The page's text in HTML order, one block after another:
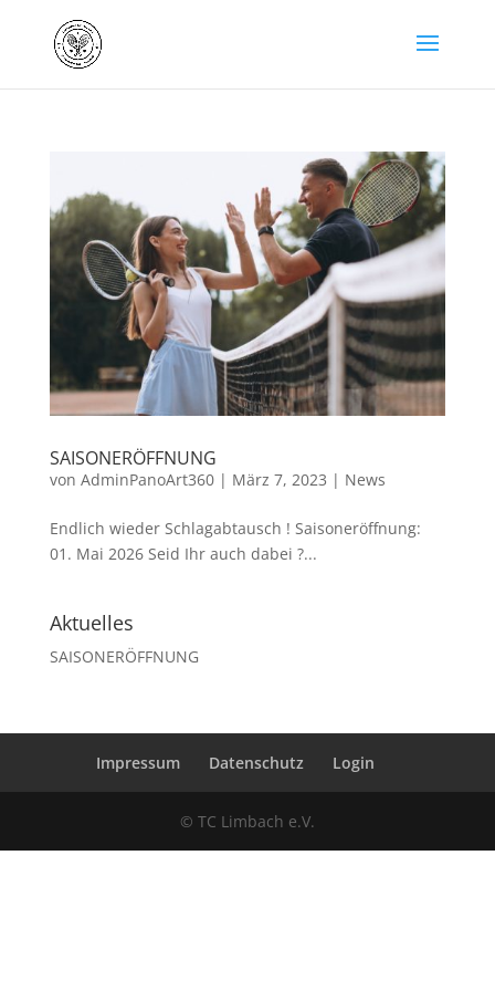
SAISONERÖFFNUNG
von AdminPanoArt360| März 7, 2023 | News
Endlich wieder Schlagabtausch ! Saisoneröffnung:
01. Mai 2026 Seid Ihr auch dabei ?...
Aktuelles
SAISONERÖFFNUNG
Impressum Datenschutz Login
© TC Limbach e.V.